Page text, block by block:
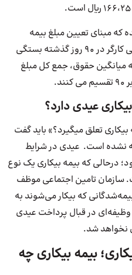
که مبنای تعیین مبلغ بیمه
بیکاری است به میزان حقوق دریافتی کارگر در ۹۰ روز گذشته بستگی
میانگین حقوق، جمع کل مبلغ
عیدی دارد؟
تعلق میگیرد؟» باید گفت
نشده است. عیدی در شرایط
درحالی که بیمه بیکاری یک نوع
سازمان تامین اجتماعی موظف
که بیکار می‌شوند به
در قبال پرداخت عیدی
نخواهد شد.
بیمه بیکاری چه